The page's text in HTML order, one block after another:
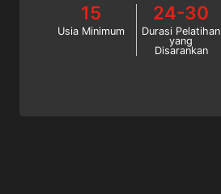
15
Usia Minimum
24-30
Durasi Pelatihan
yang
Disarankan